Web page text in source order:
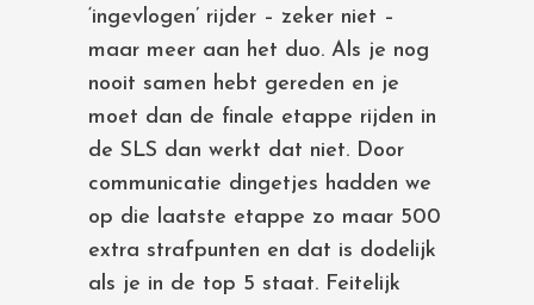
‘ingevlogen’ rijder – zeker niet –
maar meer aan het duo. Als je nog
nooit samen hebt gereden en je
moet dan de finale etappe rijden in
de SLS dan werkt dat niet. Door
communicatie dingetjes hadden we
op die laatste etappe zo maar 500
extra strafpunten en dat is dodelijk
als je in de top 5 staat. Feitelijk